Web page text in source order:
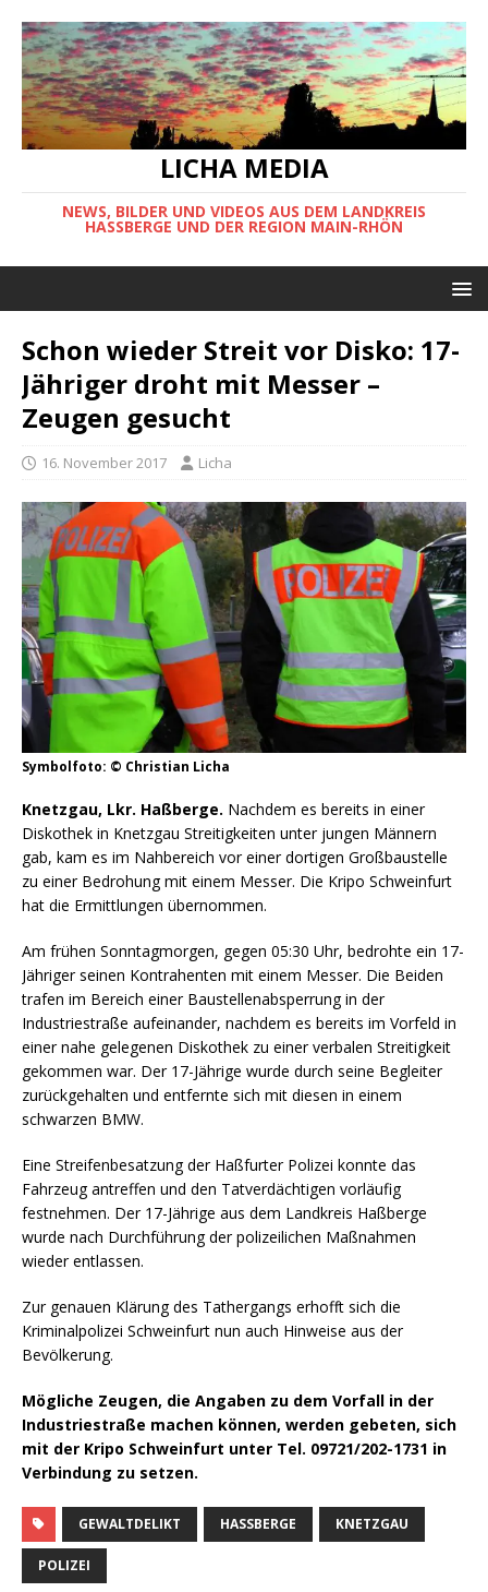
LICHA MEDIA
NEWS, BILDER UND VIDEOS AUS DEM LANDKREIS
HASSBERGE UND DER REGION MAIN-RHÖN
Schon wieder Streit vor Disko: 17-
Jähriger droht mit Messer –
Zeugen gesucht
16. November 2017 Licha
Symbolfoto: © Christian Licha
Knetzgau, Lkr. Haßberge. Nachdem es bereits in einer
Diskothek in Knetzgau Streitigkeiten unter jungen Männern
gab, kam es im Nahbereich vor einer dortigen Großbaustelle
zu einer Bedrohung mit einem Messer. Die Kripo Schweinfurt
hat die Ermittlungen übernommen.
Am frühen Sonntagmorgen, gegen 05:30 Uhr, bedrohte ein 17-
Jähriger seinen Kontrahenten mit einem Messer. Die Beiden
trafen im Bereich einer Baustellenabsperrung in der
Industriestraße aufeinander, nachdem es bereits im Vorfeld in
einer nahe gelegenen Diskothek zu einer verbalen Streitigkeit
gekommen war. Der 17-Jährige wurde durch seine Begleiter
zurückgehalten und entfernte sich mit diesen in einem
schwarzen BMW.
Eine Streifenbesatzung der Haßfurter Polizei konnte das
Fahrzeug antreffen und den Tatverdächtigen vorläufig
festnehmen. Der 17-Jährige aus dem Landkreis Haßberge
wurde nach Durchführung der polizeilichen Maßnahmen
wieder entlassen.
Zur genauen Klärung des Tathergangs erhofft sich die
Kriminalpolizei Schweinfurt nun auch Hinweise aus der
Bevölkerung.
Mögliche Zeugen, die Angaben zu dem Vorfall in der
Industriestraße machen können, werden gebeten, sich
mit der Kripo Schweinfurt unter Tel. 09721/202-1731 in
Verbindung zu setzen.
GEWALTDELIKT HASSBERGE KNETZGAU
POLIZEI